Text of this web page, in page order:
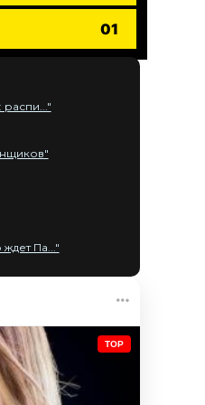
01
распи..."
Па..."
TOP